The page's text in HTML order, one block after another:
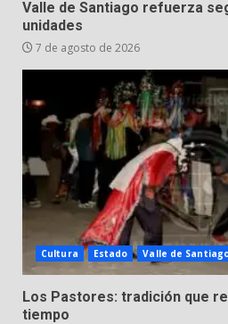
7 3 de agosto de
Valle de Santiago refuerza
unidades
7 de agosto de 2026
Cultura Estado Valle de
Los Pastores: tradición que
tiempo